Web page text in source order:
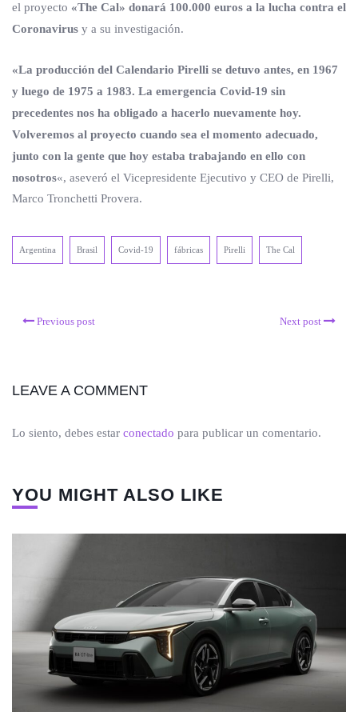
el proyecto «The Cal» donará 100.000 euros a la lucha contra el
Coronavirus y a su investigación.
«La producción del Calendario Pirelli se detuvo antes, en 1967
y luego de 1975 a 1983. La emergencia Covid-19 sin
precedentes nos ha obligado a hacerlo nuevamente hoy.
Volveremos al proyecto cuando sea el momento adecuado,
junto con la gente que hoy estaba trabajando en ello con
nosotros«, aseveró el Vicepresidente Ejecutivo y CEO de Pirelli,
Marco Tronchetti Provera.
Argentina Brasil Covid-19 fábricas Pirelli The Cal
Previous post Next post
LEAVE A COMMENT
Lo siento, debes estar conectado para publicar un comentario.
YOU MIGHT ALSO LIKE